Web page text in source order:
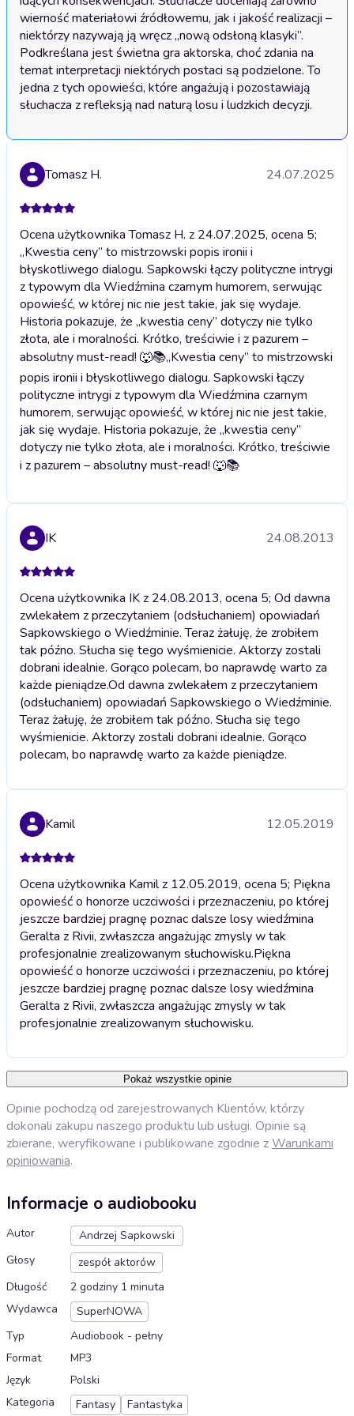
wierność materiałowi źródłowemu, jak i jakość realizacji –
niektórzy nazywają ją wręcz „nową odsłoną klasyki”.
Podkreślana jest świetna gra aktorska, choć zdania na
temat interpretacji niektórych postaci są podzielone. To
jedna z tych opowieści, które angażują i pozostawiają
słuchacza z refleksją nad naturą losu i ludzkich decyzji.
Tomasz H. 24.07.2025
Ocena użytkownika Tomasz H. z 24.07.2025, ocena 5;
„Kwestia ceny” to mistrzowski popis ironii i
błyskotliwego dialogu. Sapkowski łączy polityczne intrygi
z typowym dla Wiedźmina czarnym humorem, serwując
opowieść, w której nic nie jest takie, jak się wydaje.
Historia pokazuje, że „kwestia ceny” dotyczy nie tylko
złota, ale i moralności. Krótko, treściwie i z pazurem –
absolutny must-read! 🐺📚„Kwestia ceny” to mistrzowski
popis ironii i błyskotliwego dialogu. Sapkowski łączy
polityczne intrygi z typowym dla Wiedźmina czarnym
humorem, serwując opowieść, w której nic nie jest takie,
jak się wydaje. Historia pokazuje, że „kwestia ceny”
dotyczy nie tylko złota, ale i moralności. Krótko, treściwie
i z pazurem – absolutny must-read! 🐺📚
IK 24.08.2013
Ocena użytkownika IK z 24.08.2013, ocena 5; Od dawna
zwlekałem z przeczytaniem (odsłuchaniem) opowiadań
Sapkowskiego o Wiedźminie. Teraz żałuję, że zrobiłem
tak późno. Słucha się tego wyśmienicie. Aktorzy zostali
dobrani idealnie. Gorąco polecam, bo naprawdę warto za
każde pieniądze.Od dawna zwlekałem z przeczytaniem
(odsłuchaniem) opowiadań Sapkowskiego o Wiedźminie.
Teraz żałuję, że zrobiłem tak późno. Słucha się tego
wyśmienicie. Aktorzy zostali dobrani idealnie. Gorąco
polecam, bo naprawdę warto za każde pieniądze.
Kamil 12.05.2019
Ocena użytkownika Kamil z 12.05.2019, ocena 5; Piękna
opowieść o honorze uczciwości i przeznaczeniu, po której
jeszcze bardziej pragnę poznac dalsze losy wiedźmina
Geralta z Rivii, zwłaszcza angażując zmysly w tak
profesjonalnie zrealizowanym słuchowisku.Piękna
opowieść o honorze uczciwości i przeznaczeniu, po której
jeszcze bardziej pragnę poznac dalsze losy wiedźmina
Geralta z Rivii, zwłaszcza angażując zmysly w tak
profesjonalnie zrealizowanym słuchowisku.
Pokaż wszystkie opinie
Opinie pochodzą od zarejestrowanych Klientów, którzy
dokonali zakupu naszego produktu lub usługi. Opinie są
zbierane, weryfikowane i publikowane zgodnie zWarunkami
opiniowania.
Informacje o audiobooku
Autor
Andrzej Sapkowski
Głosy
zespół aktorów
Długość
2 godziny 1 minuta
Wydawca
SuperNOWA
Typ
Audiobook - pełny
Format
MP3
Język
Polski
Kategoria
Fantasy Fantastyka